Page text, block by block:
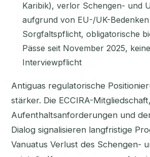
Karibik), verlor Schengen- und
aufgrund von EU-/UK-
Sorgfaltspflicht, obligatorische
Pässe seit November 2025,
Interviewpflicht
Antiguas regulatorische
stärker. Die ECCIRA-
Aufenthaltsanforderungen und
Dialog signalisieren langfristige
Vanuatus Verlust des Schengen-